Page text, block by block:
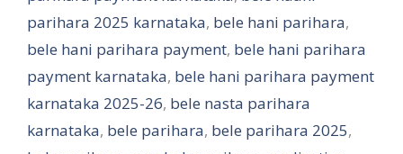
parihara 2025 karnataka, bele hani parihara,
bele hani parihara payment, bele hani parihara
payment karnataka, bele hani parihara payment
karnataka 2025-26, bele nasta parihara
karnataka, bele parihara, bele parihara 2025,